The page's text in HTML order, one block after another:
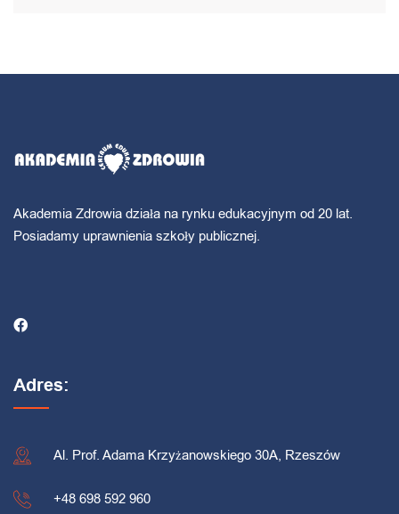
Akademia Zdrowia działa na rynku edukacyjnym od 20 lat.
Posiadamy uprawnienia szkoły publicznej.
Adres:
Al. Prof. Adama Krzyżanowskiego 30A, Rzeszów
+48 698 592 960